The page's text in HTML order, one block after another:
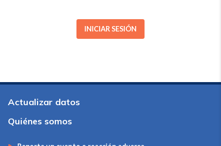
INICIAR SESIÓN
Actualizar datos
Quiénes somos